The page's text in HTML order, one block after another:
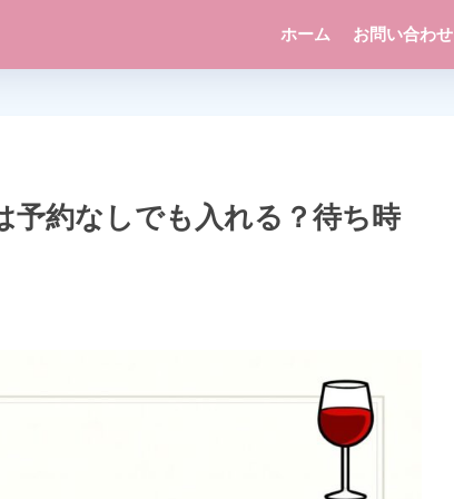
ホーム お問い合わせ
予約なしでも入れる？待ち時